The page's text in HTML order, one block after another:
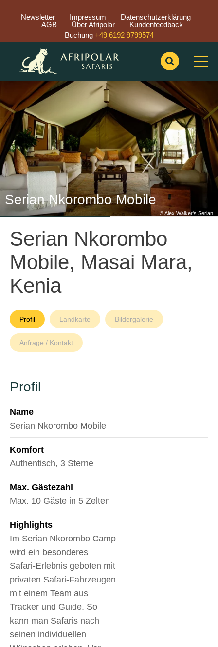
Newsletter Impressum
Datenschutzerklärung
AGB
Über Afripolar
Kundenfeedback
Buchung +49 6192 9799574
Previous
© Alex Walker's Serian
Serian Nkorombo Mobile
Serian Nkorombo
Mobile, Masai Mara,
Kenia
Profil Landkarte Bildergalerie
Anfrage / Kontakt
Profil
Name
Serian Nkorombo Mobile
Komfort
Authentisch, 3 Sterne
Max. Gästezahl
Max. 10 Gäste in 5 Zelten
Highlights
Im Serian Nkorombo Camp
wird ein besonderes
Safari-Erlebnis geboten mit
privaten Safari-Fahrzeugen
mit einem Team aus
Tracker und Guide. So
kann man Safaris nach
seinen individuellen